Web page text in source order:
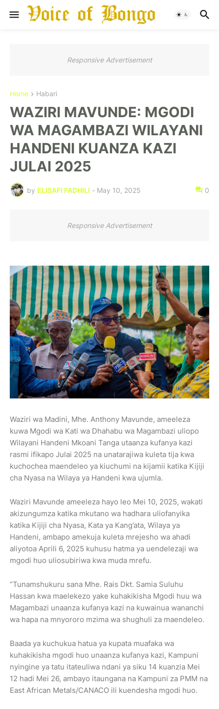
Responsive Advertisement
Home Habari
WAZIRI MAVUNDE: MGODI
WA MAGAMBAZI WILAYANI
HANDENI KUANZA KAZI
JULAI 2025
by ELISAFI FADHILI - May 10, 2025 0
Responsive Advertisement
Waziri wa Madini, Mhe. Anthony Mavunde, ameeleza
kuwa Mgodi wa Kati wa Dhahabu wa Magambazi uliopo
Wilayani Handeni Mkoani Tanga utaanza kufanya kazi
rasmi ifikapo Julai 2025 na unatarajiwa kuleta tija kwa
kuchochea maendeleo ya kiuchumi na kijamii katika Kijiji
cha Nyasa na Wilaya ya Handeni kwa ujumla.
Waziri Mavunde ameeleza hayo leo Mei 10, 2025, wakati
akizungumza katika mkutano wa hadhara uliofanyika
katika Kijiji cha Nyasa, Kata ya Kang’ata, Wilaya ya
Handeni, ambapo amekuja kuleta mrejesho wa ahadi
aliyotoa Aprili 6, 2025 kuhusu hatma ya uendelezaji wa
mgodi huo uliosubiriwa kwa muda mrefu.
“Tunamshukuru sana Mhe. Rais Dkt. Samia Suluhu
Hassan kwa maelekezo yake kuhakikisha Mgodi huu wa
Magambazi unaanza kufanya kazi na kuwainua wananchi
wa hapa na mnyororo mzima wa shughuli za maendeleo.
Baada ya kuchukua hatua ya kupata muafaka wa
kuhakikisha mgodi huo unaanza kufanya kazi, Kampuni
nyingine ya tatu itateuliwa ndani ya siku 14 kuanzia Mei
12 hadi Mei 26, ambayo itaungana na Kampuni za PMM na
East African Metals/CANACO ili kuendesha mgodi huo.